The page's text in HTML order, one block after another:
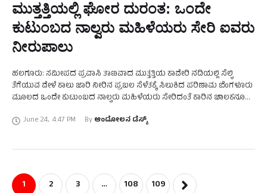
ಮುತ್ತತ್ತಿಯಲ್ಲಿ ಘೋರ ದುರಂತ: ಒಂದೇ
ಕುಟುಂಬದ ನಾಲ್ವರು ಮಹಿಳೆಯರು ಸೇರಿ ಐವರು
ನೀರುಪಾಲು
ಹಲಗೂರು: ಸಮೀಪದ ಪ್ರವಾಸಿ ತಾಣವಾದ ಮುತ್ತತ್ತಿಯ ಕಾವೇರಿ ನದಿಯಲ್ಲಿ ಸೆಲ್ಫಿ
ತೆಗೆಯುವ ವೇಳೆ ಕಾಲು ಜಾರಿ ನೀರಿನ ಪ್ರಬಲ ಸೆಳೆತಕ್ಕೆ ಸಿಲುಕಿದ ಪರಿಣಾಮ ಬೆಂಗಳೂರು
ಮೂಲದ ಒಂದೇ ಕುಟುಂಬದ ನಾಲ್ವರು ಮಹಿಳೆಯರು ಸೇರಿದಂತೆ ಕಾರಿನ ಚಾಲಕನೂ
June 24, 4:47 PM By ಆಂದೋಲನ ಡೆಸ್ಕ್
1 2 3 … 108 109